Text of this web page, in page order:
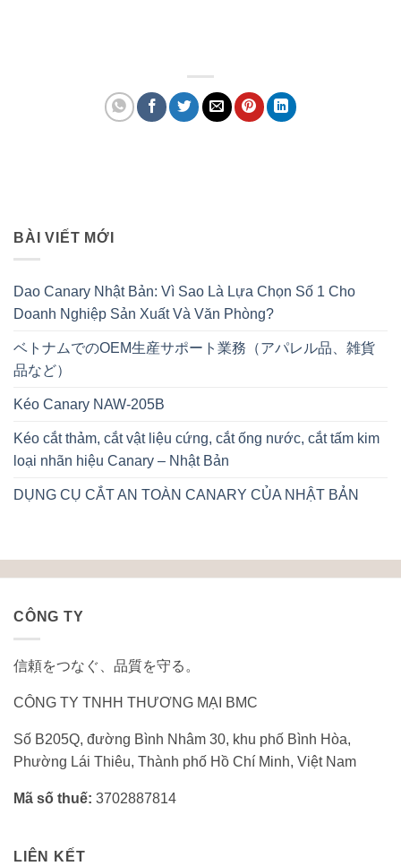
BÀI VIẾT MỚI
Dao Canary Nhật Bản: Vì Sao Là Lựa Chọn Số 1 Cho
Doanh Nghiệp Sản Xuất Và Văn Phòng?
ベトナムでのOEM生産サポート業務（アパレル品、雑貨
品など）
Kéo Canary NAW-205B
Kéo cắt thảm, cắt vật liệu cứng, cắt ống nước, cắt tấm kim
loại nhãn hiệu Canary – Nhật Bản
DỤNG CỤ CẮT AN TOÀN CANARY CỦA NHẬT BẢN
CÔNG TY
信頼をつなぐ、品質を守る。
CÔNG TY TNHH THƯƠNG MẠI BMC
Số B205Q, đường Bình Nhâm 30, khu phố Bình Hòa,
Phường Lái Thiêu, Thành phố Hồ Chí Minh, Việt Nam
Mã số thuế: 3702887814
LIÊN KẾT